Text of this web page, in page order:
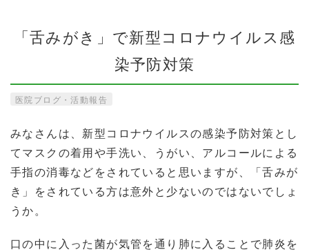
「舌みがき」で新型コロナウイルス感
染予防対策
医院ブログ・活動報告
みなさんは、新型コロナウイルスの感染予防対策とし
てマスクの着用や手洗い、うがい、アルコールによる
手指の消毒などをされていると思いますが、「舌みが
き」をされている方は意外と少ないのではないでしょ
うか。
口の中に入った菌が気管を通り肺に入ることで肺炎を